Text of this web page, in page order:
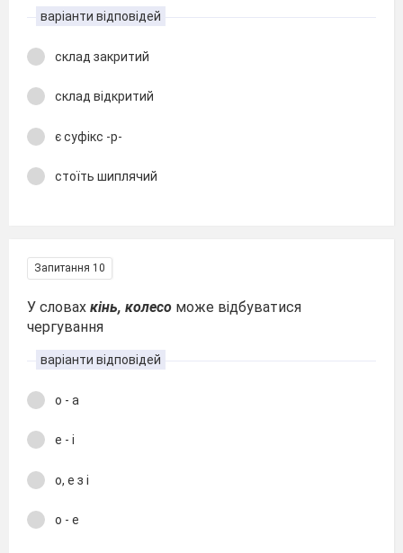
варіанти відповідей
склад закритий
склад відкритий
є суфікс -р-
стоїть шиплячий
Запитання 10
У словах кінь, колесо може відбуватися
чергування
варіанти відповідей
о - а
е - і
о, е з і
о - е